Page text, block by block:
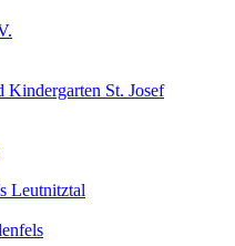
St. Josef
Leutnitztal